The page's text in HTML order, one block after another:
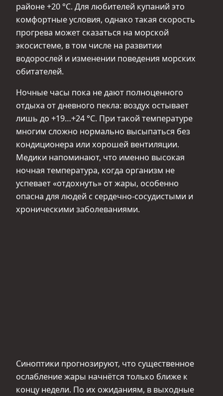
районе +20 °С. Для любителей купаний это
комфортные условия, однако такая скорость
прогрева может сказаться на морской
экосистеме, в том числе на развитии
водорослей и изменении поведения морских
обитателей.
Ночные часы пока не дают полноценного
отдыха от дневного пекла: воздух остывает
лишь до +19…+24 °С. При такой температуре
многим сложно нормально высыпаться без
кондиционера или хорошей вентиляции.
Медики напоминают, что именно высокая
ночная температура, когда организм не
успевает «отдохнуть» от жары, особенно
опасна для людей с сердечно-сосудистыми и
хроническими заболеваниями.
Синоптики прогнозируют, что существенное
ослабление жары начнётся только ближе к
концу недели. По их ожиданиям, в выходные